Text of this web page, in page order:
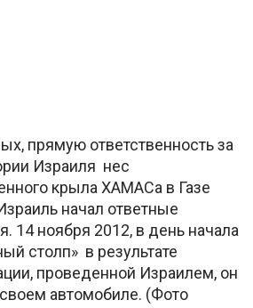
прямую ответственность за
Израиля нес
крыла ХАМАСа в Газе
начал ответные
14 ноября 2012, в день начала
столп» в результате
проведенной Израилем, он
автомобиле. (Фото